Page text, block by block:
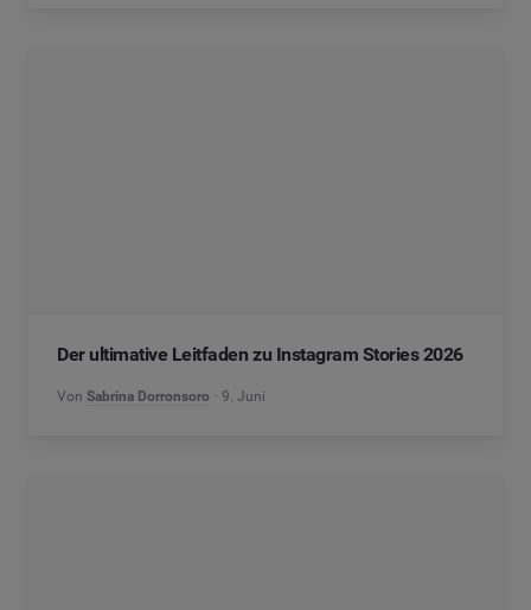
Der ultimative Leitfaden zu Instagram Stories 2026
Von Sabrina Dorronsoro 9. Juni